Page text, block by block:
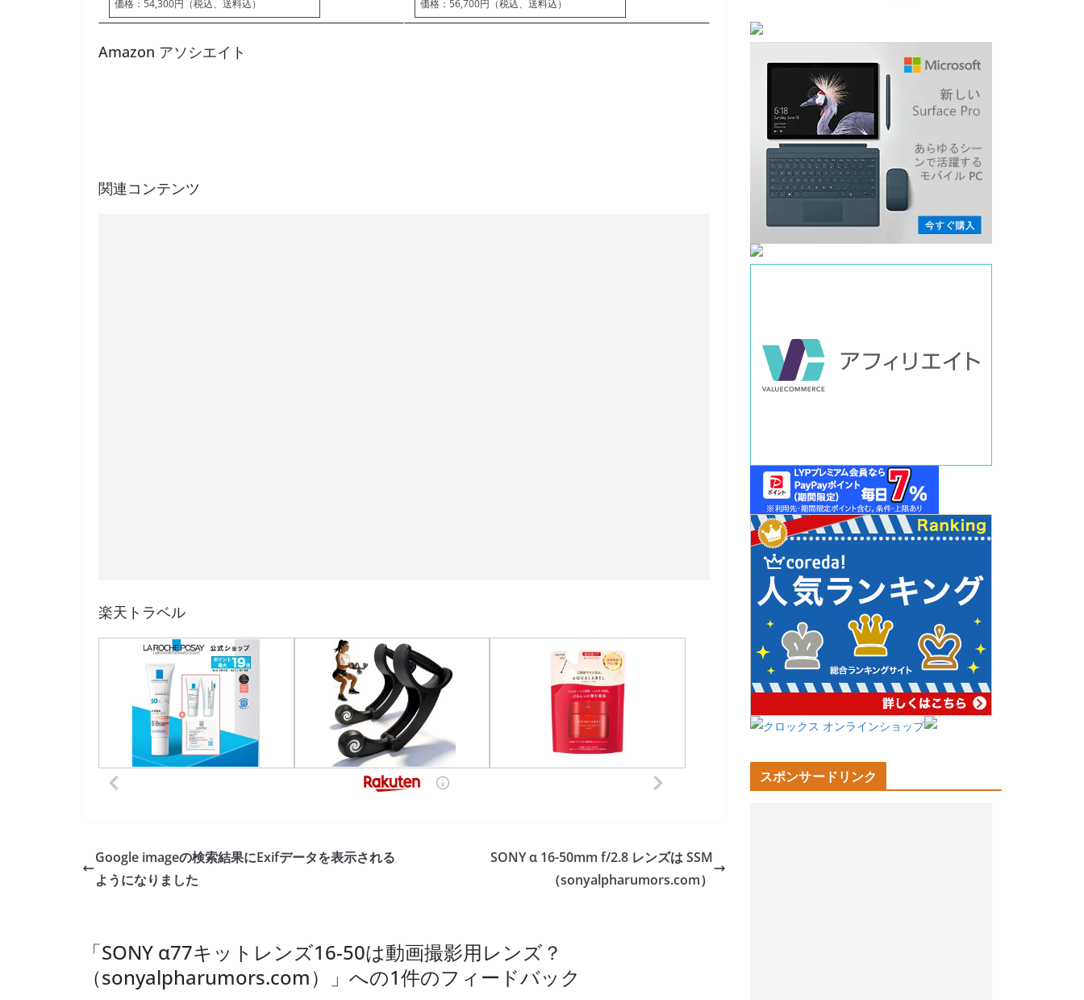
価格：54,300円（税込、送料込）
価格：56,700円（税込、送料込）
Amazon アソシエイト
関連コンテンツ
楽天トラベル
Google imageの検索結果にExifデータを表示される
ようになりました
SONY α 16-50mm f/2.8 レンズは SSM
（sonyalpharumors.com）
「SONY α77キットレンズ16-50は動画撮影用レンズ？
（sonyalpharumors.com）
」への1件のフィードバック
スポンサードリンク